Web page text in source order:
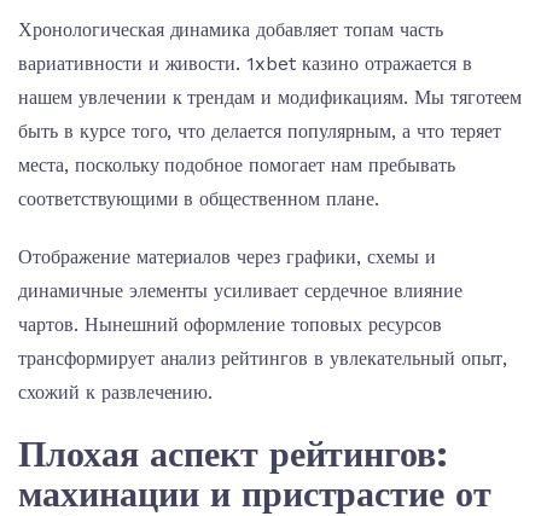
Хронологическая динамика добавляет топам часть
вариативности и живости. 1xbet казино отражается в
нашем увлечении к трендам и модификациям. Мы тяготеем
быть в курсе того, что делается популярным, а что теряет
места, поскольку подобное помогает нам пребывать
соответствующими в общественном плане.
Отображение материалов через графики, схемы и
динамичные элементы усиливает сердечное влияние
чартов. Нынешний оформление топовых ресурсов
трансформирует анализ рейтингов в увлекательный опыт,
схожий к развлечению.
Плохая аспект рейтингов:
махинации и пристрастие от